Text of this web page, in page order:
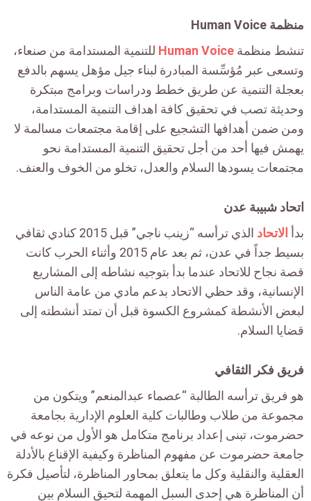
منظمة Human Voice
تنشط منظمة Human Voice للتنمية المستدامة من صنعاء،
وتسعى عبر مُؤسِّسة المبادرة لبناء جيل مؤهل يسهم بالدفع
بعجلة التنمية عن طريق خطط ودراسات وبرامج مبتكرة
وحديثة تصب في تحقيق كافة اهداف التنمية المستدامة،
ومن ضمن أهدافها التشجيع على إقامة مجتمعات مسالمة لا
يهمش فيها أحد من أجل تحقيق التنمية المستدامة نحو
مجتمعات يسودها السلام والعدل، تخلو من الخوف والعنف.
اتحاد شبيبة عدن
بدأ الاتحاد
الذي ترأسه “زينب ناجي” قبل 2015 كنادي ثقافي
بسيط جداً في عدن، ثم بعد عام 2015 وأثناء الحرب كانت
قصة نجاح للاتحاد عندما بدأ بتوجيه نشاطه إلى المشاريع
الإنسانية، وقد حظي الاتحاد بدعم مادي من عامة الناس
لبعض الأنشطة كمشروع الكسوة قبل أن تمتد أنشطته إلى
قضايا السلام.
فريق فكر الثقافي
هو فريق ترأسه الطالبة “عصماء عبدالمنعم” ويتكون من
مجموعة من طلاب وطالبات كلية العلوم الإدارية بجامعة
حضرموت، تبنى إعداد برنامج متكامل هو الأول من نوعه في
جامعة حضرموت عن مفهوم المناظرة وكيفية الإقناع بالأدلة
العقلية والنقلية وكل ما يتعلق بمحاور المناظرة، لتأصيل فكرة
أن المناظرة هي إحدى السبل المهمة لتحيق السلام بين